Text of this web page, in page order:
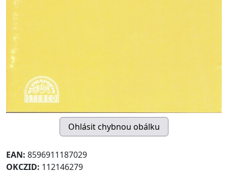
EAN: 8596911187029
OKCZID: 112146279